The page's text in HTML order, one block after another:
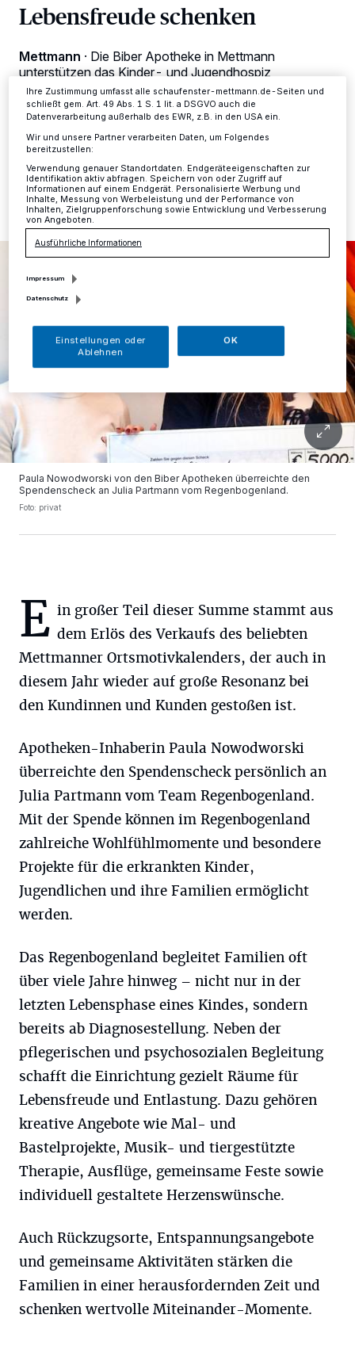
Lebensfreude schenken
Mettmann · Die Biber Apotheke in Mettmann
unterstützen das Kinder- und Jugendhospiz
Regenbogenland mit einer Spende in Höhe von 5.000
Euro.
27.02.2026 , 13:59 Uhr Eine Minute Lesezeit
Paula Nowodworski von den Biber Apotheken überreichte den
Spendenscheck an Julia Partmann vom Regenbogenland.
Foto: privat
E in großer Teil dieser Summe stammt aus
dem Erlös des Verkaufs des beliebten
Mettmanner Ortsmotivkalenders, der auch in
diesem Jahr wieder auf große Resonanz bei
den Kundinnen und Kunden gestoßen ist.
Apotheken-Inhaberin Paula Nowodworski
überreichte den Spendenscheck persönlich an
Julia Partmann vom Team Regenbogenland.
Mit der Spende können im Regenbogenland
zahlreiche Wohlfühlmomente und besondere
Projekte für die erkrankten Kinder,
Jugendlichen und ihre Familien ermöglicht
werden.
Das Regenbogenland begleitet Familien oft
über viele Jahre hinweg – nicht nur in der
letzten Lebensphase eines Kindes, sondern
bereits ab Diagnosestellung. Neben der
pflegerischen und psychosozialen Begleitung
schafft die Einrichtung gezielt Räume für
Lebensfreude und Entlastung. Dazu gehören
kreative Angebote wie Mal- und
Bastelprojekte, Musik- und tiergestützte
Therapie, Ausflüge, gemeinsame Feste sowie
individuell gestaltete Herzenswünsche.
Auch Rückzugsorte, Entspannungsangebote
und gemeinsame Aktivitäten stärken die
Familien in einer herausfordernden Zeit und
schenken wertvolle Miteinander-Momente.
Anzeigen möglicherweise nicht mehr so relevant für Sie. Sie können
dieses Menü jederzeit wieder aufrufen, um Ihre Einstellungen zu
Ihre Einstellungen gelten innerhalb unseres Website. Weitere
Informationen finden Sie in unserer Datenschutzerklärung.
Ihre Zustimmung umfasst alle schaufenster-mettmann.de-Seiten und
schließt gem. Art. 49 Abs. 1 S. 1 lit. a DSGVO auch die
Datenverarbeitung außerhalb des EWR, z.B. in den USA ein.
Wir und unsere Partner verarbeiten Daten, um Folgendes
bereitzustellen:
Verwendung genauer Standortdaten. Endgeräteeigenschaften zur
Identifikation aktiv abfragen. Speichern von oder Zugriff auf
Informationen auf einem Endgerät. Personalisierte Werbung und
Inhalte, Messung von Werbeleistung und der Performance von
Inhalten, Zielgruppenforschung sowie Entwicklung und Verbesserung
von Angeboten.
Ausführliche Informationen
Impressum
Datenschutz
Einstellungen oder
Ablehnen
OK